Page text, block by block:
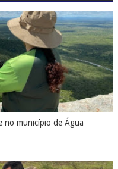
no município de Água